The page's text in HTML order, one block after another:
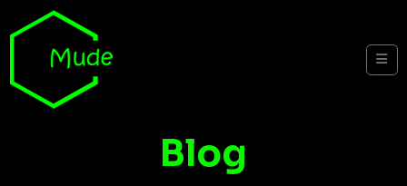
Skip to content
Blog